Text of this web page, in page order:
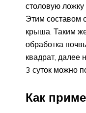
столовую
Этим составом
крыша. Таким
обработка
квадрат, далее
3 суток можно
Как